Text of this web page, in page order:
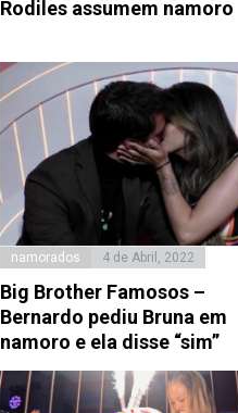
Rodiles assumem namoro
namorados 4 de Abril, 2022
Big Brother Famosos –
Bernardo pediu Bruna em
namoro e ela disse “sim”